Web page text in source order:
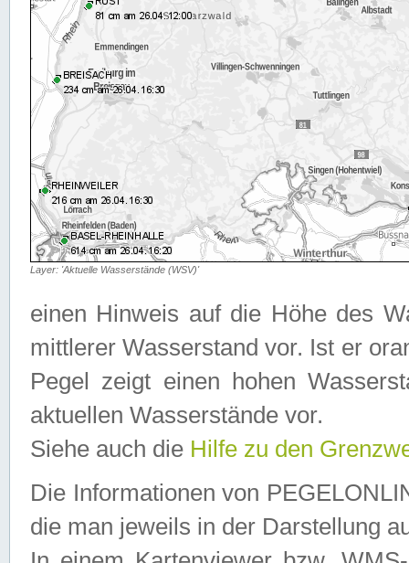
Layer: 'Aktuelle Wasserstände (WSV)'
einen Hinweis auf die Höhe des
mittlerer Wasserstand vor. Ist er
Pegel zeigt einen hohen
aktuellen Wasserstände vor.
Siehe auch die Hilfe zu den
Die Informationen von
die man jeweils in der Darstellung